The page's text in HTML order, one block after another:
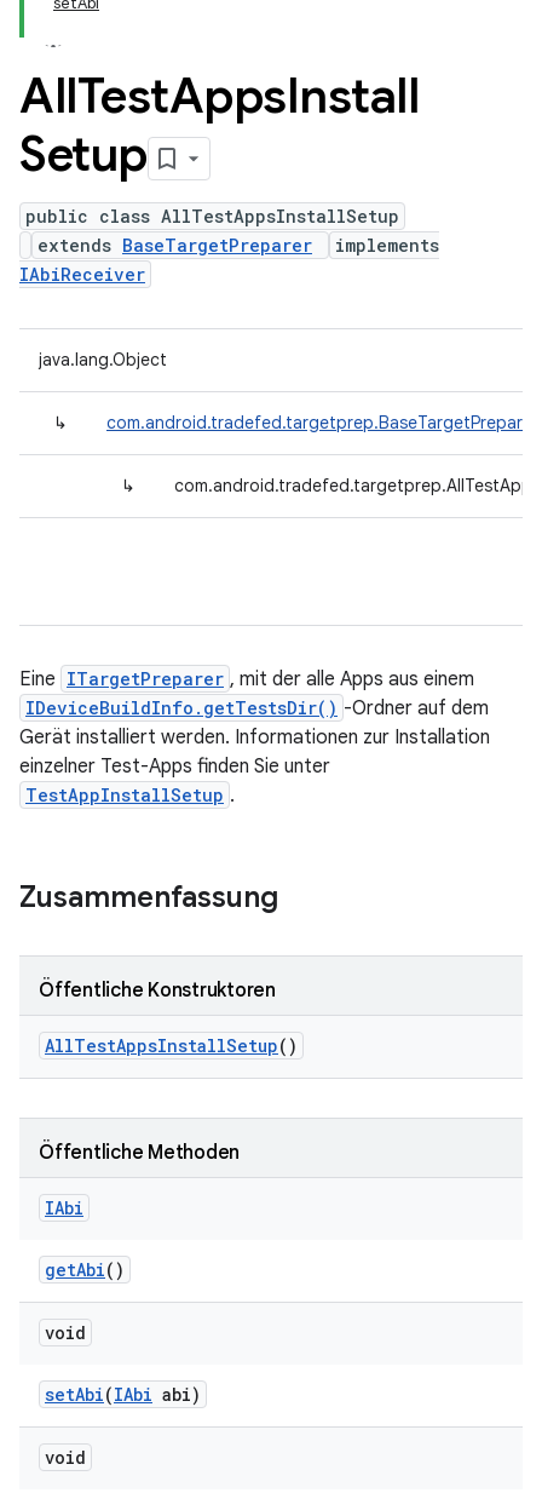
AllTestAppsInstall
Setup
public class AllTestAppsInstallSetup
extends BaseTargetPreparer
implements
IAbiReceiver
java.lang.Object
↳ com.android.tradefed.targetprep.BaseTargetPreparer
↳
Eine ITargetPreparer , mit der alle Apps aus einem
IDeviceBuildInfo.getTestsDir() -Ordner auf dem
Gerät installiert werden. Informationen zur Installation
einzelner Test-Apps finden Sie unter
TestAppInstallSetup .
Zusammenfassung
Öffentliche Konstruktoren
AllTestAppsInstallSetup()
Öffentliche Methoden
IAbi
getAbi()
void
setAbi(IAbi abi)
void